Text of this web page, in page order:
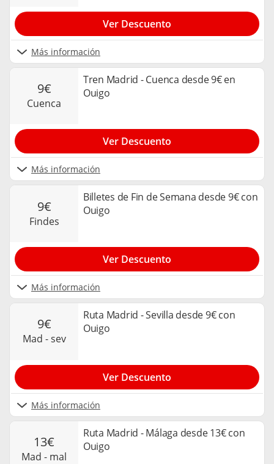
Más información
Ver Descuento
9€
cuenca
Tren Madrid - Cuenca desde 9€ en
Ouigo
Más información
Ver Descuento
9€
findes
Billetes de Fin de Semana desde 9€ con
Ouigo
Más información
Ver Descuento
9€
mad - sev
Ruta Madrid - Sevilla desde 9€ con
Ouigo
Más información
Ver Descuento
13€
mad - mal
Ruta Madrid - Málaga desde 13€ con
Ouigo